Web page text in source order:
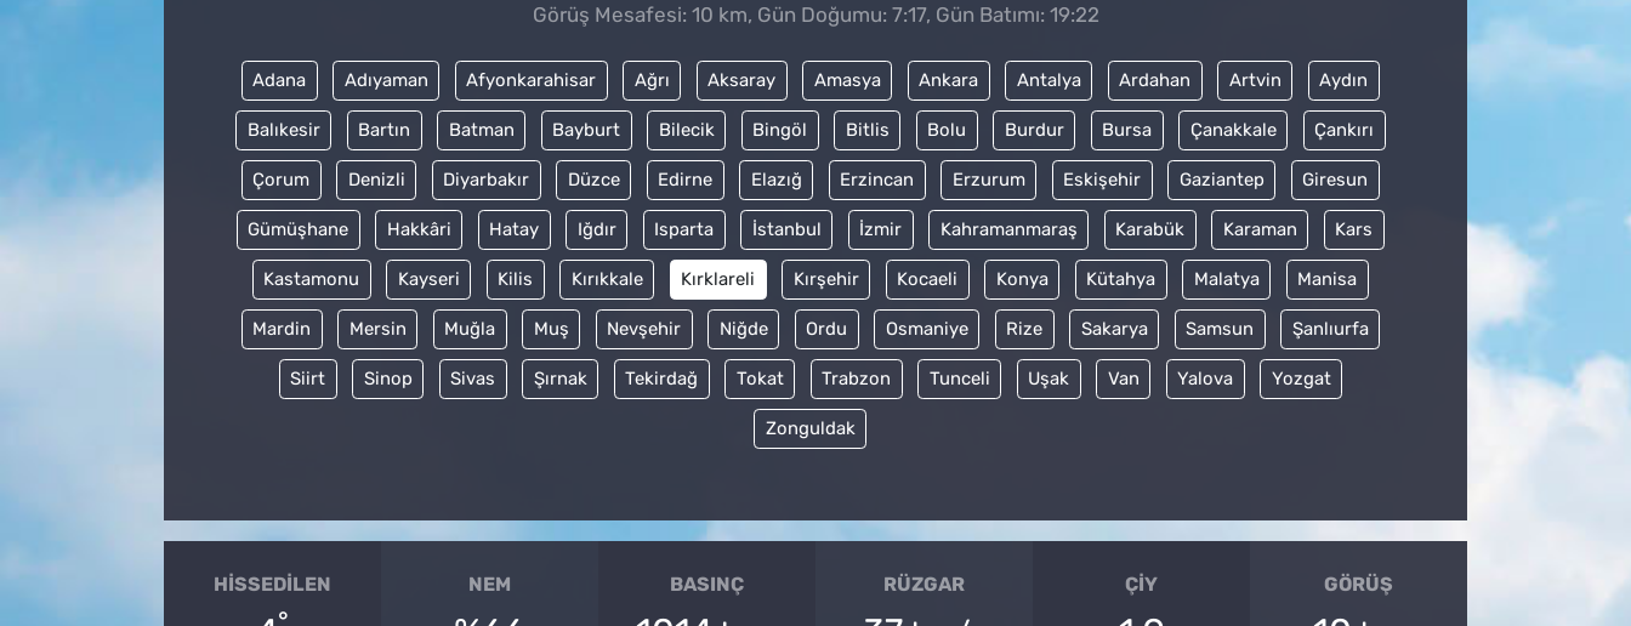
Görüş Mesafesi: 10 km, Gün Doğumu: 7:17, Gün Batımı: 19:22
Adana Adıyaman Afyonkarahisar Ağrı Aksaray Amasya Ankara Antalya Ardahan Artvin Aydın
Balıkesir Bartın Batman Bayburt Bilecik Bingöl Bitlis Bolu Burdur Bursa Çanakkale Çankırı
Çorum Denizli Diyarbakır Düzce Edirne Elazığ Erzincan Erzurum Eskişehir Gaziantep Giresun
Gümüşhane Hakkâri Hatay Iğdır Isparta İstanbul İzmir Kahramanmaraş Karabük Karaman Kars
Kastamonu Kayseri Kilis Kırıkkale Kırklareli Kırşehir Kocaeli Konya Kütahya Malatya Manisa
Mardin Mersin Muğla Muş Nevşehir Niğde Ordu Osmaniye Rize Sakarya Samsun Şanlıurfa
Siirt Sinop Sivas Şırnak Tekirdağ Tokat Trabzon Tunceli Uşak Van Yalova Yozgat
Zonguldak
HISSEDILEN NEM BASINÇ RÜZGAR ÇIY GÖRÜŞ